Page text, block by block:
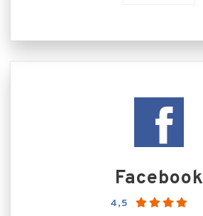
Facebook
4,5